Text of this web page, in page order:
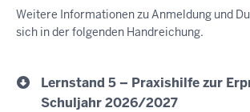
Weitere Informationen zu Anmeldung und
sich in der folgenden Handreichung.
Lernstand 5 – Praxishilfe zur
Schuljahr 2026/2027